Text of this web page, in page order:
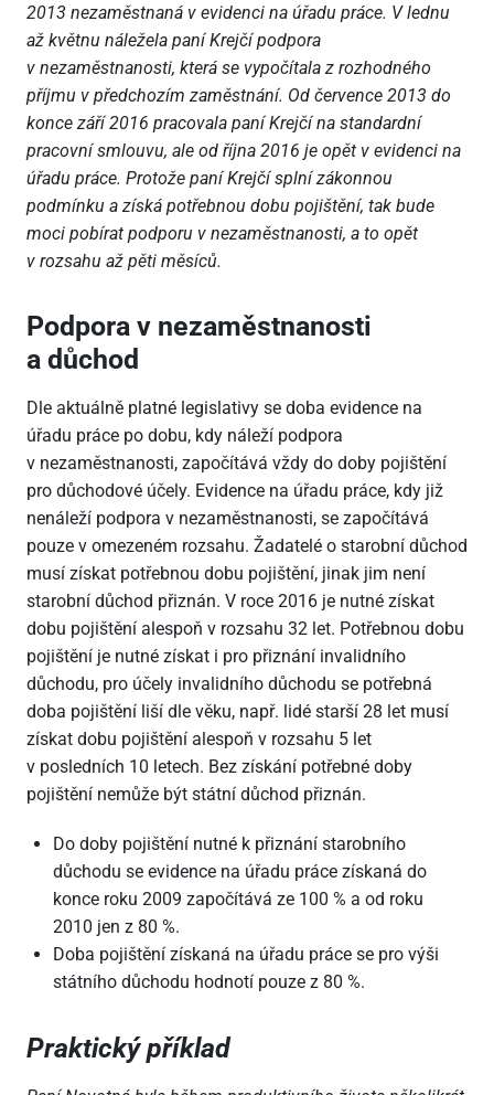
2013 nezaměstnaná v evidenci na úřadu práce. V lednu
až květnu náležela paní Krejčí podpora
v nezaměstnanosti, která se vypočítala z rozhodného
příjmu v předchozím zaměstnání. Od července 2013 do
konce září 2016 pracovala paní Krejčí na standardní
pracovní smlouvu, ale od října 2016 je opět v evidenci na
úřadu práce. Protože paní Krejčí splní zákonnou
podmínku a získá potřebnou dobu pojištění, tak bude
moci pobírat podporu v nezaměstnanosti, a to opět
v rozsahu až pěti měsíců.
Podpora v nezaměstnanosti
a důchod
Dle aktuálně platné legislativy se doba evidence na
úřadu práce po dobu, kdy náleží podpora
v nezaměstnanosti, započítává vždy do doby pojištění
pro důchodové účely. Evidence na úřadu práce, kdy již
nenáleží podpora v nezaměstnanosti, se započítává
pouze v omezeném rozsahu. Žadatelé o starobní důchod
musí získat potřebnou dobu pojištění, jinak jim není
starobní důchod přiznán. V roce 2016 je nutné získat
dobu pojištění alespoň v rozsahu 32 let. Potřebnou dobu
pojištění je nutné získat i pro přiznání invalidního
důchodu, pro účely invalidního důchodu se potřebná
doba pojištění liší dle věku, např. lidé starší 28 let musí
získat dobu pojištění alespoň v rozsahu 5 let
v posledních 10 letech. Bez získání potřebné doby
pojištění nemůže být státní důchod přiznán.
Do doby pojištění nutné k přiznání starobního
důchodu se evidence na úřadu práce získaná do
konce roku 2009 započítává ze 100 % a od roku
2010 jen z 80 %.
Doba pojištění získaná na úřadu práce se pro výši
státního důchodu hodnotí pouze z 80 %.
Praktický příklad